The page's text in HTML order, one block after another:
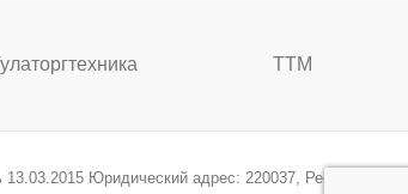
ТТМ
Юридический адрес: 220037, Республика